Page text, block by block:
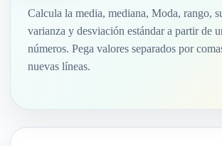
Calcula la media, mediana, Moda, rango,
varianza y desviación estándar a partir de
números. Pega valores separados por
nuevas líneas.